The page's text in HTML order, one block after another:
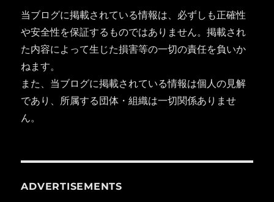
当ブログに掲載されている情報は、必ずしも正確性
や安全性を保証するものではありません。掲載され
た内容によって生じた損害等の一切の責任を負いか
ねます。
また、当ブログに掲載されている情報は個人の見解
であり、所属する団体・組織は一切関係ありませ
ん。
ADVERTISEMENTS